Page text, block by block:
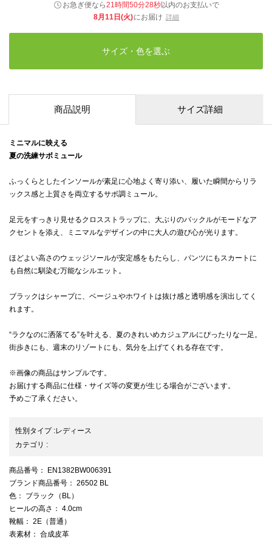
お急ぎ便なら21時間50分27秒以内のお支払いで
8月11日(火)にお届け 詳細
サイズ・色を選ぶ
商品説明 サイズ詳細
ミニマルに映える
夏の洗練サボミュール
ふっくらとしたインソールが素足に心地よく寄り添い、履いた瞬間からリラ
ックス感と上質さを両立するサボ調ミュール。
足元をすっきり見せるクロスストラップに、大ぶりのバックルがモードなア
クセントを添え、ミニマルなデザインの中に大人の遊び心が光ります。
ほどよい高さのウェッジソールが安定感をもたらし、パンツにもスカートに
も自然に馴染む万能なシルエット。
ブラックはシャープに、ベージュやホワイトは抜け感と透明感を演出してく
れます。
“ラクなのに洒落てる”を叶える、夏のきれいめカジュアルにぴったりな一足。
街歩きにも、週末のリゾートにも、気分を上げてくれる存在です。
※画像の商品はサンプルです。
お届けする商品に仕様・サイズ等の変更が生じる場合がございます。
予めご了承ください。
性別タイプ:レディース
カテゴリ :
商品番号 ： EN1382BW006391
ブランド商品番号 ： 26502 BL
色 ： ブラック（BL）
ヒールの高さ ： 4.0cm
靴幅 ： 2E（普通）
表素材 ： 合成皮革